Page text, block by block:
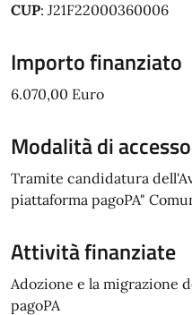
CUP: J21F22000360006
Importo finanziato
6.070,00 Euro
Modalità di
Tramite candidatura
piattaforma pagoPA"
Attività finanziate
Adozione e la migrazione
pagoPA